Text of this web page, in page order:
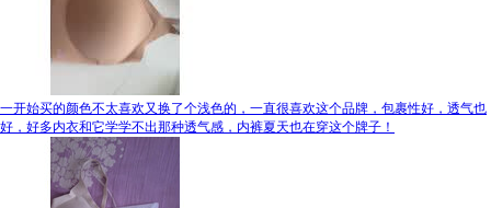
一开始买的颜色不太喜欢又换了个浅色的，一直很喜欢这个品牌，包裹性好，透气也
好，好多内衣和它学学不出那种透气感，内裤夏天也在穿这个牌子！